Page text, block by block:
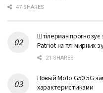
47 SHARES
Штілерман прогнозує
Patriot на тлі мирних
21 SHARES
Новый Moto G50 5G
характеристиками